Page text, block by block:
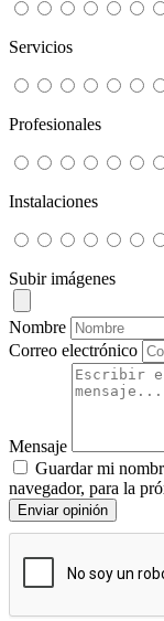
Servicios
Profesionales
Instalaciones
Subir imágenes
Nombre
Correo electrónico
Mensaje
Guardar mi
navegador, para la
Enviar opinión